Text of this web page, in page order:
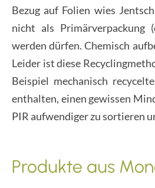
Bezug auf Folien wies
nicht als Primärverpackung
werden dürfen. Chemisch
Leider ist diese
Beispiel mechanisch
enthalten, einen gewissen
PIR aufwendiger zu sortieren
Produkte aus